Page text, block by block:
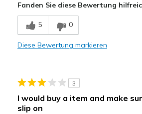
Comfortable
Geeignete Verwendung
Barn work
Sizing
Fanden Sie diese Bewertung
5 0
Diese Bewertung markieren
3
I would buy a item and make
slip on